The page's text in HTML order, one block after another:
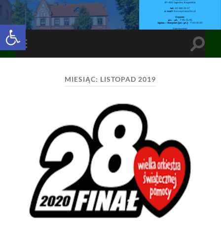
Open toolbar
Toggle
mobile
Toggle
MIESIĄC: LISTOPAD 2019